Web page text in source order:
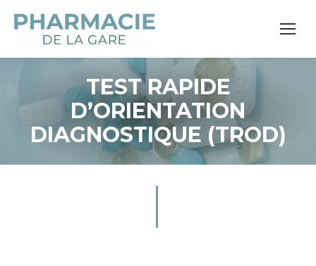
TEST RAPIDE
D’ORIENTATION
DIAGNOSTIQUE (TROD)